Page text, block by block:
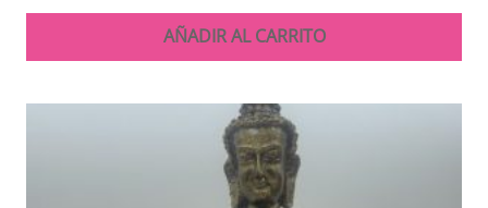
AÑADIR AL CARRITO